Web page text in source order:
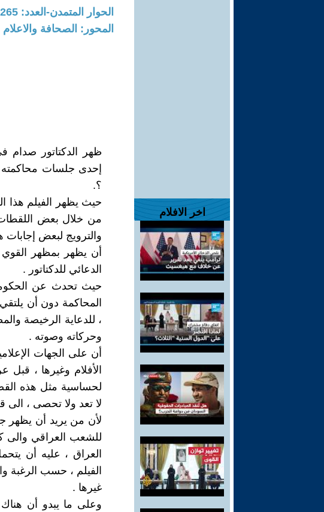
اخر الافلام
الحوار المتمدن-العدد: 1265 - 2005 / 7 / 24 - 05:17
المحور: الصحافة والاعلام
إحدى جلسات محاكمته
؟.
حيث يظهر الفيلم هذا
من خلال بعض اللقطات
والترويج لبعض إجابات
أن يظهر بمظهر
الدعائي للدكتاتور .
حيث تحدث عن
المحاكمة دون أن
، للدعاية الرخيصة
وحركاته وصوته .
أن على الجهات
الأفلام وغيرها ، قبل
لحساسية مثل هذه
لا تعد ولا تحصى ، الى
لأن من يريد أن يظهر
للشعب العراقي والى
العراق ، عليه أن
الفيلم ، حسب الرغبة
غيرها .
وعلى ما يبدو أن